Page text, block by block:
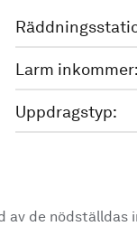
Larm inkommer:
Uppdragstyp:
av de